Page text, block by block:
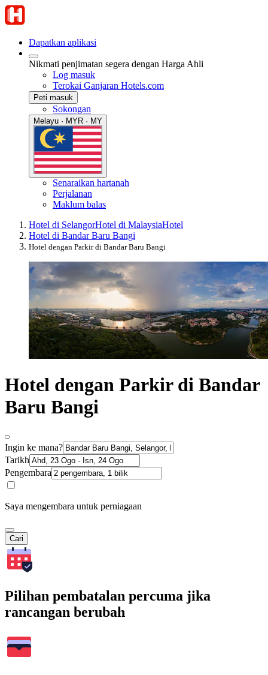
Dapatkan aplikasi
Nikmati penjimatan segera dengan Harga Ahli
Log masuk
Terokai Ganjaran Hotels.com
Peti masuk
Sokongan
Melayu · MYR · MY
Senaraikan hartanah
Perjalanan
Maklum balas
Hotel di SelangorHotel di MalaysiaHotel
Hotel di Bandar Baru Bangi
Hotel dengan Parkir di Bandar Baru Bangi
Hotel dengan Parkir di Bandar
Baru Bangi
Ingin ke mana?
Tarikh
Pengembara
Saya mengembara untuk perniagaan
Cari
Pilihan pembatalan percuma jika
rancangan berubah